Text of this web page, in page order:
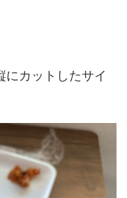
にカットしたサイ